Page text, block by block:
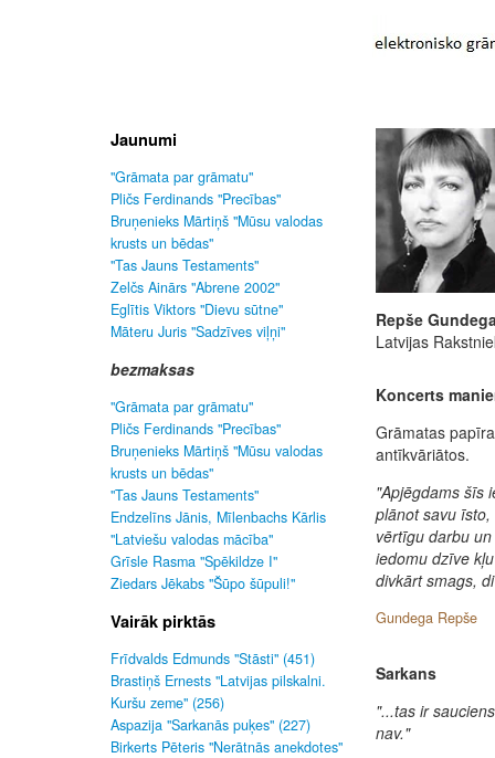
Jaunumi
"Grāmata par grāmatu"
Pličs Ferdinands "Precības"
Bruņenieks Mārtiņš "Mūsu valodas
krusts un bēdas"
"Tas Jauns Testaments"
Zelčs Ainārs "Abrene 2002"
Eglītis Viktors "Dievu sūtne"
Māteru Juris "Sadzīves viļņi"
bezmaksas
"Grāmata par grāmatu"
Pličs Ferdinands "Precības"
Bruņenieks Mārtiņš "Mūsu valodas
krusts un bēdas"
"Tas Jauns Testaments"
Endzelīns Jānis, Mīlenbachs Kārlis
"Latviešu valodas mācība"
Grīsle Rasma "Spēkildze I"
Ziedars Jēkabs "Šūpo šūpuli!"
Vairāk pirktās
Frīdvalds Edmunds "Stāsti" (451)
Brastiņš Ernests "Latvijas pilskalni.
Kuršu zeme" (256)
Aspazija "Sarkanās puķes" (227)
Birkerts Pēteris "Nerātnās anekdotes"
Repše
Latvijas
Koncerts
Grāmatas
antīkvāriātos.
"Apjēgdams šīs
plānot savu
vērtīgu darbu
iedomu dzīve
divkārt smags,
Gundega Repše
Sarkans
"...tas ir
nav."